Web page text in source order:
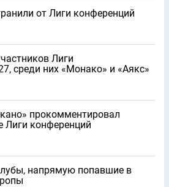
от Лиги конференций
Лиги
среди них «Монако» и «Аякс»
прокомментировал
Лиги конференций
напрямую попавшие в